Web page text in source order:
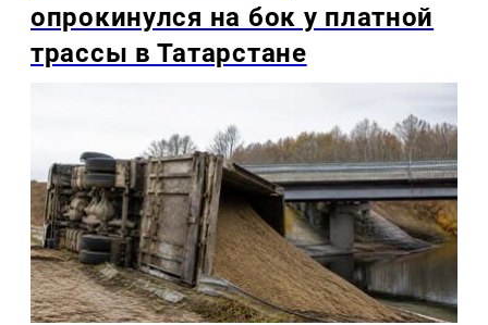
опрокинулся на бок у платной
трассы в Татарстане